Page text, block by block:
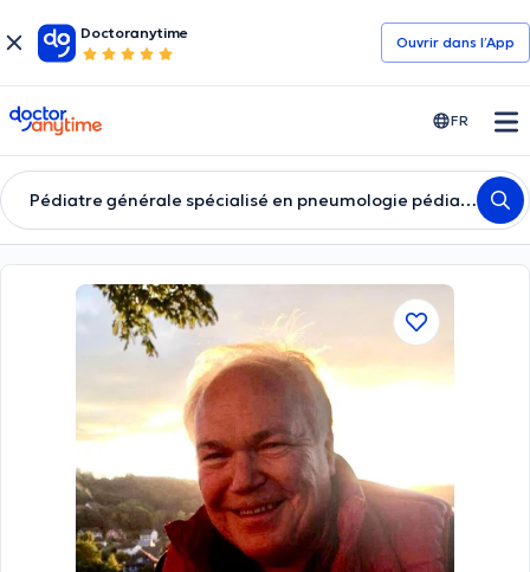
Doctoranytime
Ouvrir dans l’App
doctoranytime FR
Pédiatre générale spécialisé en pneumologie pédiatrique, allergologie et immunologie